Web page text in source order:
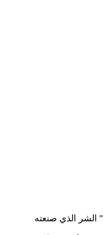
الشر الذي صنعته